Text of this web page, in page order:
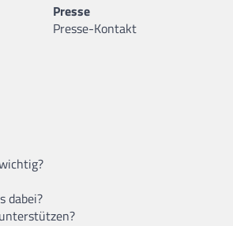
Presse
Presse-Kontakt
dabei?